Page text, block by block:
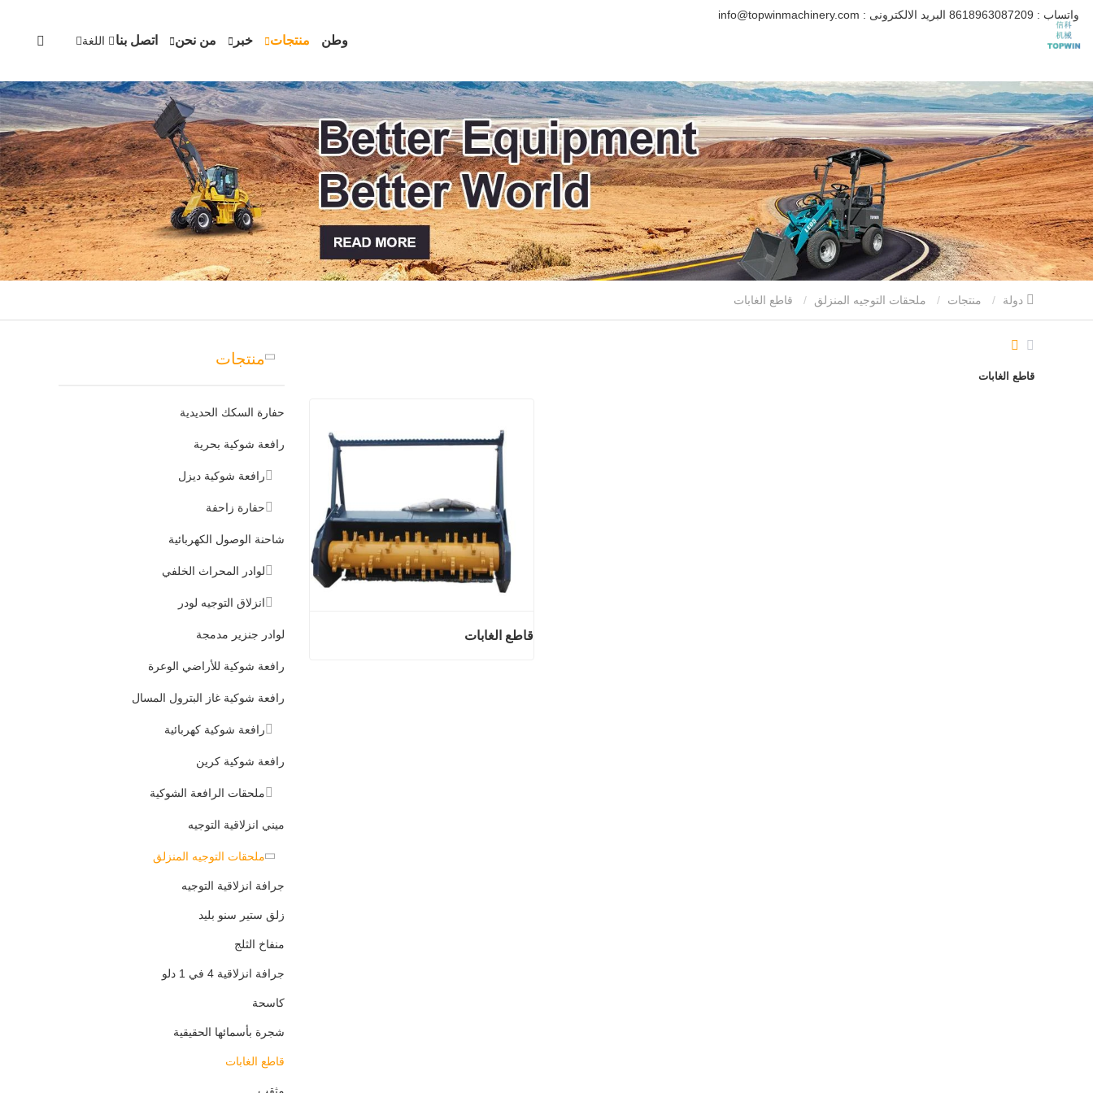
وطن منتجات خبر من نحن اتصل بنا
واتساب : البريد الالكترونى :
اللغة
منتجات ملحقات التوجيه المنزلق
منتجات
حفارة السكك الحديدية
رافعة شوكية بحرية
رافعة شوكية ديزل
حفارة زاحفة
شاحنة الوصول الكهربائية
لوادر المحراث الخلفي
انزلاق التوجيه لودر
لوادر جنزير مدمجة
رافعة شوكية للأراضي الوعرة
رافعة شوكية غاز البترول المسال
رافعة شوكية كهربائية
رافعة شوكية كرين
ملحقات الرافعة الشوكية
ميني انزلاقية التوجيه
ملحقات التوجيه المنزلق
جرافة انزلاقية التوجيه
زلق ستير سنو بليد
منفاخ الثلج
جرافة انزلاقية 4 في 1 دلو
كاسحة
شجرة بأسمائها الحقيقية
قاطع الغابات
قاطع الغابات
قاطع الغابات